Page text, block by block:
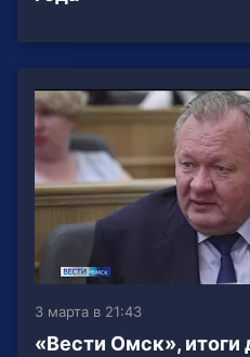
3 марта в 21:43
«Вести Омск», итоги